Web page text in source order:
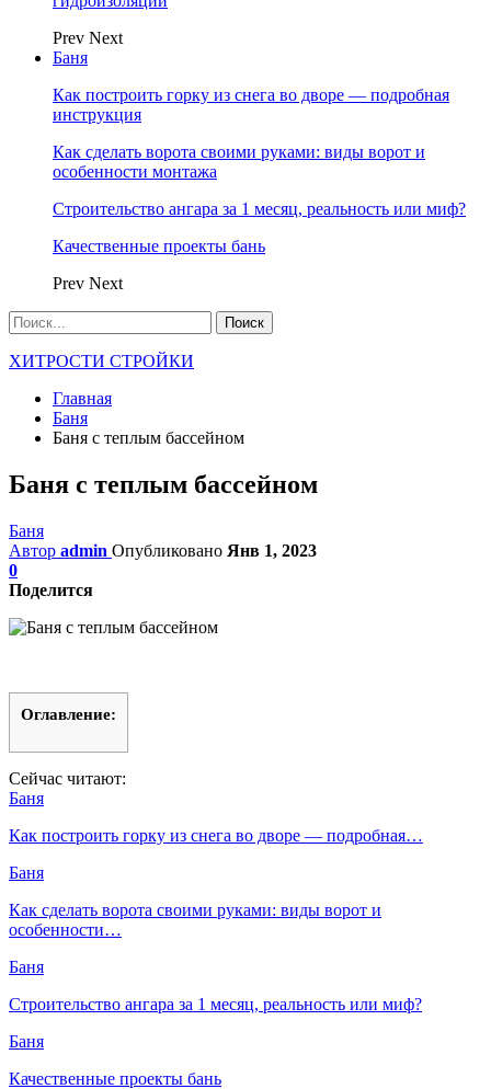
Prev Next
Баня
Как построить горку из снега во дворе — подробная
инструкция
Как сделать ворота своими руками: виды ворот и
особенности монтажа
Строительство ангара за 1 месяц, реальность или миф?
Качественные проекты бань
Prev Next
ХИТРОСТИ СТРОЙКИ
Главная
Баня
Баня с теплым бассейном
Баня с теплым бассейном
Баня
Автор admin Опубликовано Янв 1, 2023
0
Поделится
Оглавление:
Сейчас читают:
Баня
Как построить горку из снега во дворе — подробная…
Баня
Как сделать ворота своими руками: виды ворот и
особенности…
Баня
Строительство ангара за 1 месяц, реальность или миф?
Баня
Качественные проекты бань